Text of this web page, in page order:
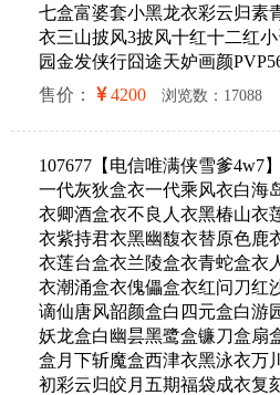
七盒富婆套小黑龙衣彩云归素
衣三山披风3披风十红十二红
园金发侠行囧途天妒画颜
售价：
4200 浏览数：17088
107677【电信唯满侠雪爹4w7
一代灰狄盒衣一代乘风衣白海
衣卿酒盒衣不良人衣黑椿山衣
衣紫持君衣黑幽馥衣替原色鹿
衣莲台盒衣兰陵盒衣青蛇盒衣
衣潮涌盒衣傀儡盒衣红问刀红
谪仙唐风韶颜盒白四元盒白游
妖龙盒白幽昙黑鹭盒镰刀盒扇
盒月下斩魔盒西津衣黑泳衣万
初彩云归皎月五期福袋成衣复